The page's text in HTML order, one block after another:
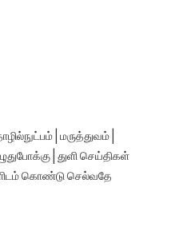
| மருத்துவம் |
| துளி செய்திகள்
கொண்டு செல்வதே